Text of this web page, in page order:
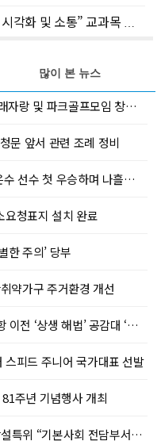
전남대 의대, 국립대 최초 “의생명 시각화 및 소통” 교과목 신설
모임 창단식' 성황리 개최… '해피니…
문 앞서 관련 조례 정비
우승하며 나흘간의 열전 마무리
요청표지 설치 완료
한 주의’ 당부
약가구 주거환경 개선
’ 공감대 ‘서남권 반도체 클러스터’ …
스피드 주니어 국가대표 선발
주년 기념행사 개최
“기본사회 전담부서 신설해야”
많이 본 뉴스